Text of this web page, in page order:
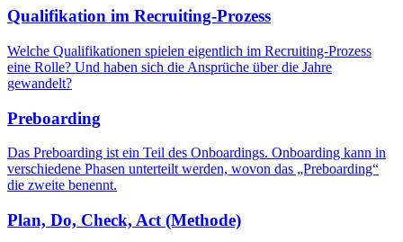
Qualifikation im Recruiting-Prozess
Welche Qualifikationen spielen eigentlich im Recruiting-Prozess
eine Rolle? Und haben sich die Ansprüche über die Jahre
gewandelt?
Preboarding
Das Preboarding ist ein Teil des Onboardings. Onboarding kann in
verschiedene Phasen unterteilt werden, wovon das „Preboarding“
die zweite benennt.
Plan, Do, Check, Act (Methode)